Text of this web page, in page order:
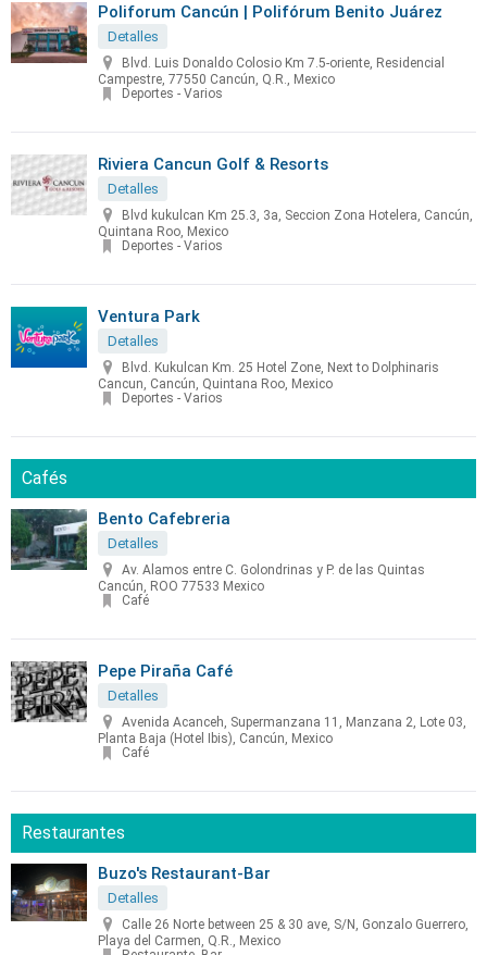
Poliforum Cancún | Polifórum Benito Juárez
Detalles
Blvd. Luis Donaldo Colosio Km 7.5-oriente, Residencial
Campestre, 77550 Cancún, Q.R., Mexico
Deportes - Varios
Riviera Cancun Golf & Resorts
Detalles
Blvd kukulcan Km 25.3, 3a, Seccion Zona Hotelera, Cancún,
Quintana Roo, Mexico
Deportes - Varios
Ventura Park
Detalles
Blvd. Kukulcan Km. 25 Hotel Zone, Next to Dolphinaris
Cancun, Cancún, Quintana Roo, Mexico
Deportes - Varios
Cafés
Bento Cafebreria
Detalles
Av. Alamos entre C. Golondrinas y P. de las Quintas
Cancún, ROO 77533 Mexico
Café
Pepe Piraña Café
Detalles
Avenida Acanceh, Supermanzana 11, Manzana 2, Lote 03,
Planta Baja (Hotel Ibis), Cancún, Mexico
Café
Restaurantes
Buzo's Restaurant-Bar
Detalles
Calle 26 Norte between 25 & 30 ave, S/N, Gonzalo Guerrero,
Playa del Carmen, Q.R., Mexico